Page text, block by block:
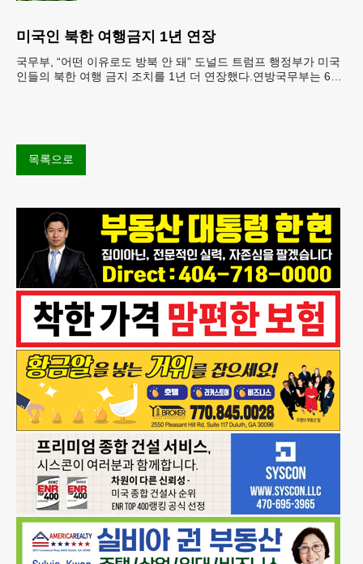
미국인 북한 여행금지 1년 연장
국무부, “어떤 이유로도 방북 안 돼” 도널드 트럼프 행정부가 미국
인들의 북한 여행 금지 조치를 1년 더 연장했다.연방국무부는 6일
목록으로